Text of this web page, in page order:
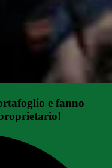
e fanno